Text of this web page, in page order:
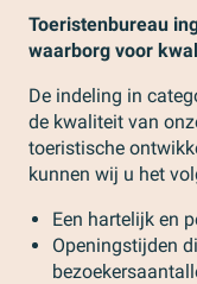
Toeristenbureau
waarborg voor
De indeling in
de kwaliteit van
toeristische
kunnen wij u het
Een hartelijk en
Openingstijden